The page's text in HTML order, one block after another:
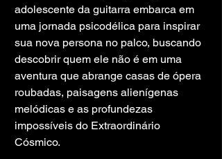
adolescente da guitarra embarca em
uma jornada psicodélica para inspirar
sua nova persona no palco, buscando
descobrir quem ele não é em uma
aventura que abrange casas de ópera
roubadas, paisagens alienígenas
melódicas e as profundezas
impossíveis do Extraordinário
Cósmico.